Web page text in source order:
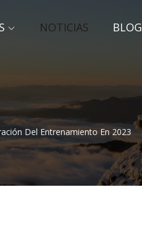
NOTICIAS BLOG
Del Entrenamiento En 2023